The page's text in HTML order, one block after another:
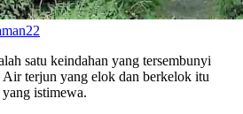
satu keindahan yang tersembunyi
terjun yang elok dan berkelok itu
istimewa.